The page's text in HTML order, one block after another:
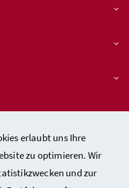
erlaubt uns Ihre
zu optimieren. Wir
und zur